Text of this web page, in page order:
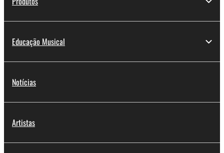
Educação Musical
Notícias
Artistas